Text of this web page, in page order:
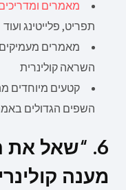
מאמרים
תפריט, פלייטינג ועוד
מאמרים
השראה קולינרית
קטעים מיוחדים
השפים הגדולים
6. “שאל
מענה קולינרי